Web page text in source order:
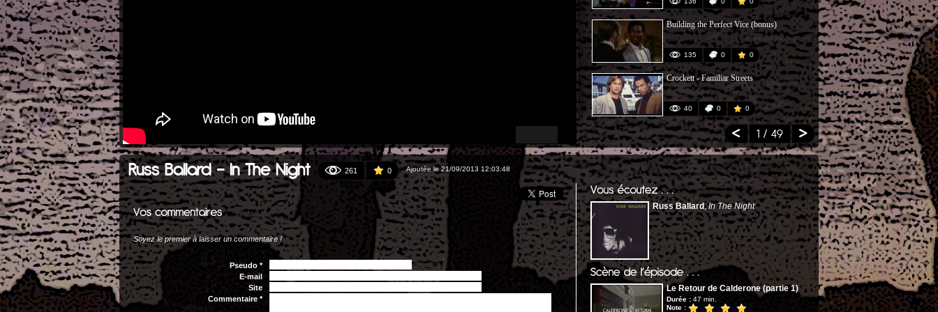
Building the Perfect Vice (bonus)
135 0 0
Crockett - Familiar Streets
40 0 0
Suicidal
274
Crockett's
73
1 / 49
Russ Ballard - In The Night 261 0 Ajoutée le 21/09/2013 12:03:48
Soyez le premier à laisser un commentaire !
Pseudo *
E-mail
Site
Commentaire *
Russ Ballard,In The Night
Le Retour de Calderone (partie 1)
Durée : 47 min.
Note :